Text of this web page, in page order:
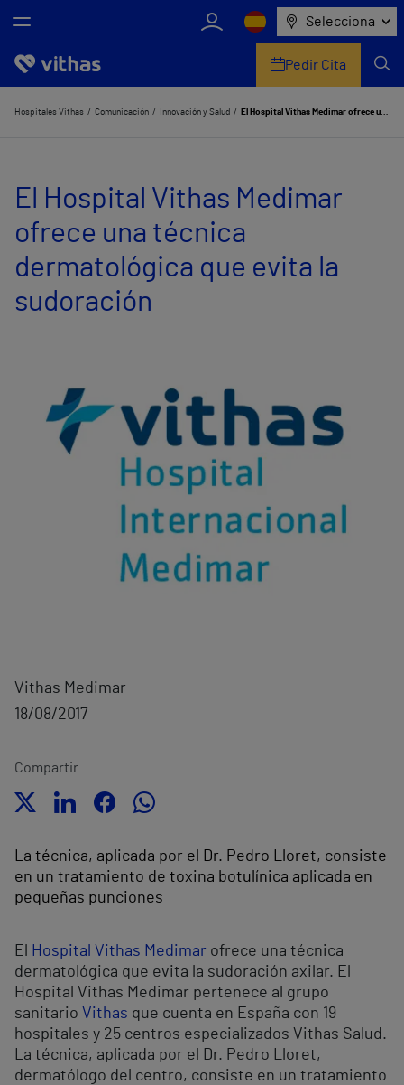
Selecciona
Nosotros
Servicios de salud
Equipo médico y asistencial
Pedir Cita
Hospitales Vithas Comunicación Innovación y Salud El Hospital Vithas Medimar ofrece una técnica dermatológica que evita la sudoración
El Hospital Vithas Medimar
ofrece una técnica
dermatológica que evita la
sudoración
Vithas Medimar
18/08/2017
Compartir
La técnica, aplicada por el Dr. Pedro Lloret, consiste
en un tratamiento de toxina botulínica aplicada en
pequeñas punciones
El Hospital Vithas Medimar ofrece una técnica
dermatológica que evita la sudoración axilar. El
Hospital Vithas Medimar pertenece al grupo
sanitario Vithas que cuenta en España con 19
hospitales y 25 centros especializados Vithas Salud.
La técnica, aplicada por el Dr. Pedro Lloret,
dermatólogo del centro, consiste en un tratamiento